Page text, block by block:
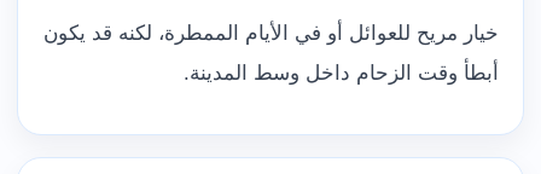
خيار مريح للعوائل أو في الأيام الممطرة، لكنه قد يكون
أبطأ وقت الزحام داخل وسط المدينة.